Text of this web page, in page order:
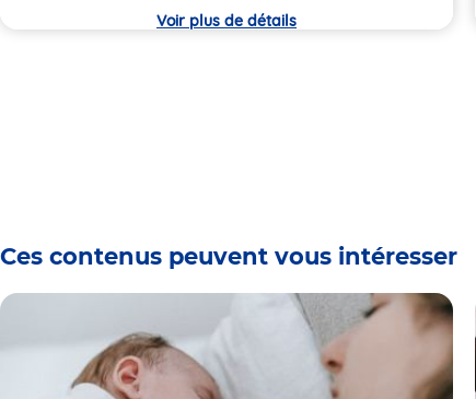
Voir plus de détails
Ces contenus peuvent vous intéresser